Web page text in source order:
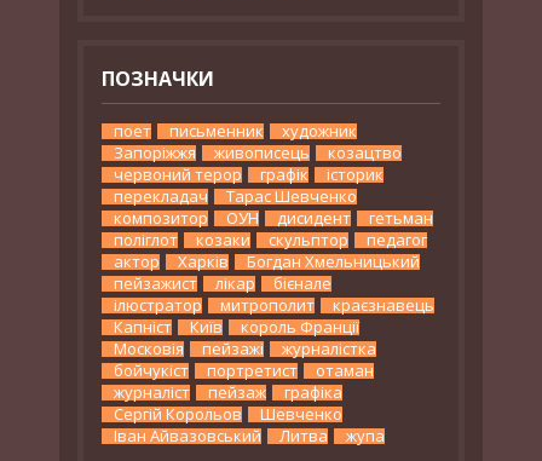
ПОЗНАЧКИ
поет письменник
художник
Запоріжжя
живописець
козацтво
червоний терор
графік
історик
перекладач
Тарас Шевченко
композитор
ОУН дисидент
гетьман
поліглот
козаки скульптор
педагог
актор
Харків
Богдан Хмельницький
пейзажист
лікар
бієнале
ілюстратор
митрополит
краєзнавець
Капніст
Київ
король Франції
Московія
пейзажі
журналістка
бойчукіст
портретист
отаман
журналіст
пейзаж
графіка
Сергій Корольов
Шевченко
Іван Айвазовський
Литва жупа